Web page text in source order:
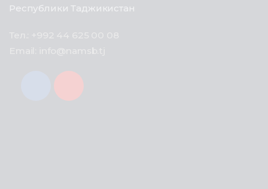
Республики Таджикистан